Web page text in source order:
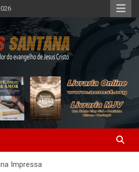
a Palavra
Impressa